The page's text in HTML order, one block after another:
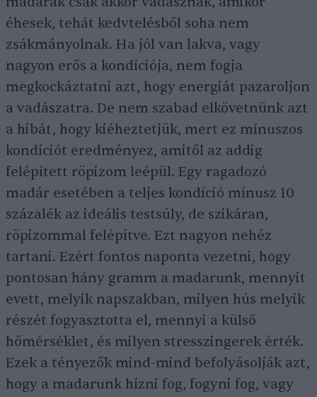
éhesek, tehát kedvtelésből soha nem
zsákmányolnak. Ha jól van lakva, vagy
nagyon erős a kondíciója, nem fogja
megkockáztatni azt, hogy energiát pazaroljon
a vadászatra. De nem szabad elkövetnünk azt
a hibát, hogy kiéheztetjük, mert ez mínuszos
kondíciót eredményez, amitől az addig
felépített röpizom leépül. Egy ragadozó
madár esetében a teljes kondíció mínusz 10
százalék az ideális testsúly, de szikáran,
röpizommal felépítve. Ezt nagyon nehéz
tartani. Ezért fontos naponta vezetni, hogy
pontosan hány gramm a madarunk, mennyit
evett, melyik napszakban, milyen hús melyik
részét fogyasztotta el, mennyi a külső
hőmérséklet, és milyen stresszingerek érték.
Ezek a tényezők mind-mind befolyásolják azt,
hogy a madarunk hízni fog, fogyni fog, vagy